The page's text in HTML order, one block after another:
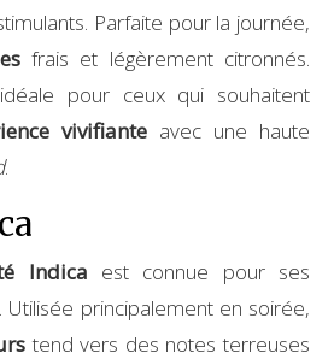
Parfaite pour la journée,
frais et légèrement citronnés.
pour ceux qui souhaitent
vivifiante avec une haute
.
Indica est connue pour ses
principalement en soirée,
tend vers des notes terreuses